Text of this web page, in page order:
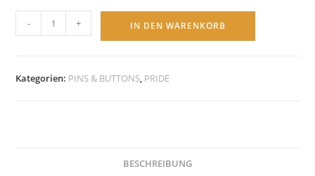
-
Anstecker
- + IN DEN WARENKORB
Kategorien: PINS & BUTTONS, PRIDE
BESCHREIBUNG